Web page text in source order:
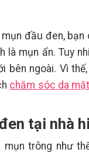
đầu đen, bạn
mụn ẩn. Tuy
bên ngoài. Vì
chăm sóc da
tại nhà
trông như